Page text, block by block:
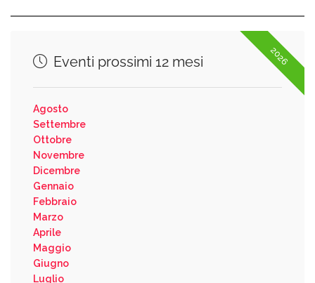
2026
Eventi prossimi 12 mesi
Agosto
Settembre
Ottobre
Novembre
Dicembre
Gennaio
Febbraio
Marzo
Aprile
Maggio
Giugno
Luglio